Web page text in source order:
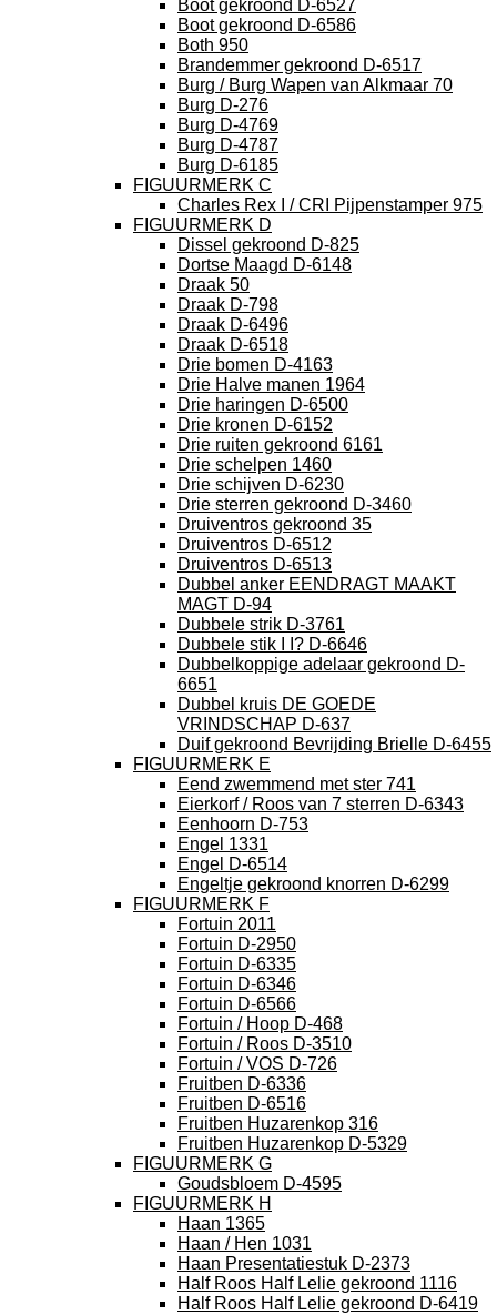
Boot gekroond D-6527
Boot gekroond D-6586
Both 950
Brandemmer gekroond D-6517
Burg / Burg Wapen van Alkmaar 70
Burg D-276
Burg D-4769
Burg D-4787
Burg D-6185
FIGUURMERK C
Charles Rex I / CRI Pijpenstamper 975
FIGUURMERK D
Dissel gekroond D-825
Dortse Maagd D-6148
Draak 50
Draak D-798
Draak D-6496
Draak D-6518
Drie bomen D-4163
Drie Halve manen 1964
Drie haringen D-6500
Drie kronen D-6152
Drie ruiten gekroond 6161
Drie schelpen 1460
Drie schijven D-6230
Drie sterren gekroond D-3460
Druiventros gekroond 35
Druiventros D-6512
Druiventros D-6513
Dubbel anker EENDRAGT MAAKT
MAGT D-94
Dubbele strik D-3761
Dubbele stik I I? D-6646
Dubbelkoppige adelaar gekroond D-
6651
Dubbel kruis DE GOEDE
VRINDSCHAP D-637
Duif gekroond Bevrijding Brielle D-6455
FIGUURMERK E
Eend zwemmend met ster 741
Eierkorf / Roos van 7 sterren D-6343
Eenhoorn D-753
Engel 1331
Engel D-6514
Engeltje gekroond knorren D-6299
FIGUURMERK F
Fortuin 2011
Fortuin D-2950
Fortuin D-6335
Fortuin D-6346
Fortuin D-6566
Fortuin / Hoop D-468
Fortuin / Roos D-3510
Fortuin / VOS D-726
Fruitben D-6336
Fruitben D-6516
Fruitben Huzarenkop 316
Fruitben Huzarenkop D-5329
FIGUURMERK G
Goudsbloem D-4595
FIGUURMERK H
Haan 1365
Haan / Hen 1031
Haan Presentatiestuk D-2373
Half Roos Half Lelie gekroond 1116
Half Roos Half Lelie gekroond D-6419